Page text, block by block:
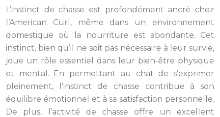
L’instinct de chasse est profondément ancré chez
l’American Curl, même dans un environnement
domestique où la nourriture est abondante. Cet
instinct, bien qu’il ne soit pas nécessaire à leur survie,
joue un rôle essentiel dans leur bien-être physique
et mental. En permettant au chat de s’exprimer
pleinement, l’instinct de chasse contribue à son
équilibre émotionnel et à sa satisfaction personnelle.
De plus, l’activité de chasse offre un excellent